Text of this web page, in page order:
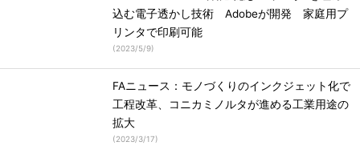
込む電子透かし技術 Adobeが開発 家庭用プ
リンタで印刷可能
(2023/5/9)
FAニュース：モノづくりのインクジェット化で
工程改革、コニカミノルタが進める工業用途の
拡大
(2023/3/17)